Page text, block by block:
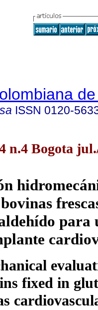
ISSN 0120-
n.4 Bogota
para
fixed in